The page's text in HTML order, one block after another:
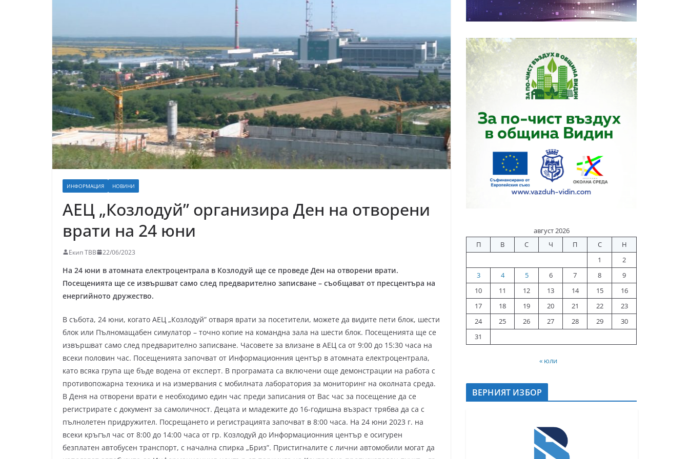
ИНФОРМАЦИЯ НОВИНИ
АЕЦ „Козлодуй” организира Ден на отворени
врати на 24 юни
Екип ТВВ 22/06/2023
На 24 юни в атомната електроцентрала в Козлодуй ще се проведе Ден на отворени врати.
Посещенията ще се извършват само след предварително записване – съобщават от пресцентъра на
енергийното дружество.
В събота, 24 юни, когато АЕЦ „Козлодуй” отваря врати за посетители, можете да видите пети блок, шести
блок или Пълномащабен симулатор – точно копие на командна зала на шести блок. Посещенията ще се
извършват само след предварително записване. Часовете за влизане в АЕЦ са от 9:00 до 15:30 часа на
всеки половин час. Посещенията започват от Информационния център в атомната електроцентрала,
като всяка група ще бъде водена от експерт. В програмата са включени още демонстрации на работа с
противопожарна техника и на измервания с мобилната лаборатория за мониторинг на околната среда.
В Деня на отворени врати е необходимо един час преди записания от Вас час за посещение да се
регистрирате с документ за самоличност. Децата и младежите до 16-годишна възраст трябва да са с
пълнолетен придружител. Посрещането и регистрацията започват в 8:00 часа. На 24 юни 2023 г. на
всеки кръгъл час от 8:00 до 14:00 часа от гр. Козлодуй до Информационния център е осигурен
безплатен автобусен транспорт, с начална спирка „Бриз”. Пристигналите с лични автомобили могат да
август 2026
П
В С Ч П С
Н
1
2
3
4 5 6 7 8
9
10
11 12 13 14 15
16
17
18 19 20 21 22
23
24
25 26 27 28 29
30
31
« юли
ВЕРНИЯТ ИЗБОР